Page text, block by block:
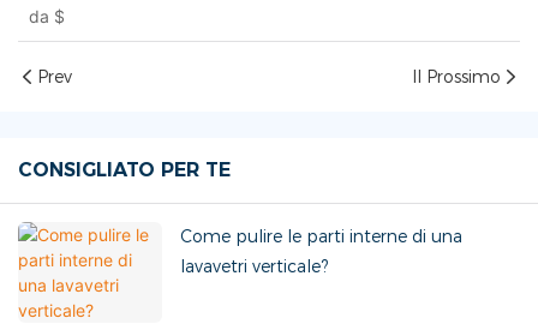
da $
Prev Il Prossimo
CONSIGLIATO PER TE
Come pulire le parti interne di una
lavavetri verticale?